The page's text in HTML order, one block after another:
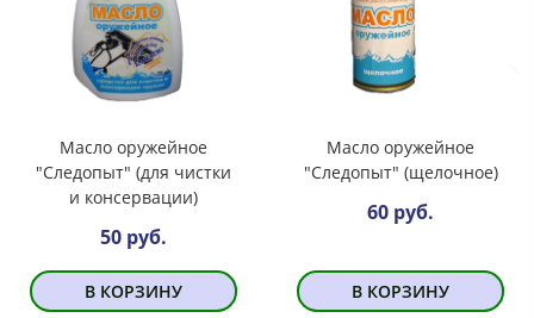
Масло оружейное
"Следопыт" (для чистки
и консервации)
50 руб.
В КОРЗИНУ
Масло оружейное
"Следопыт" (щелочное)
60 руб.
В КОРЗИНУ